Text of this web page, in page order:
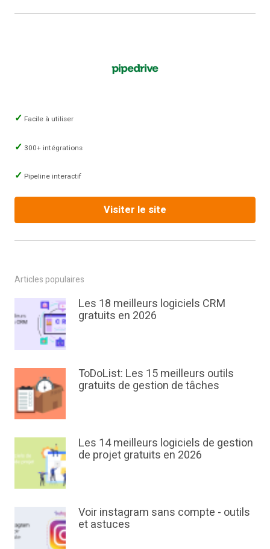
Facile à utiliser
300+ intégrations
Pipeline interactif
Visiter le site
Articles populaires
Les 18 meilleurs logiciels CRM
gratuits en 2026
ToDoList: Les 15 meilleurs outils
gratuits de gestion de tâches
Les 14 meilleurs logiciels de gestion
de projet gratuits en 2026
Voir instagram sans compte - outils
et astuces